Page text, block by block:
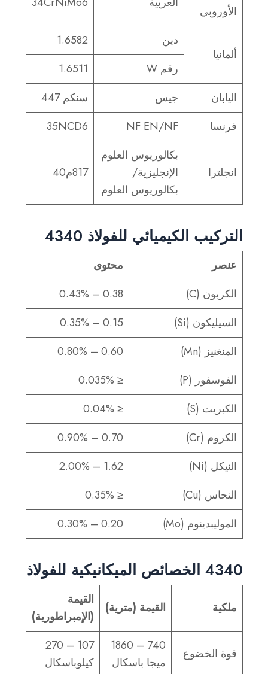
الأوروبي
ألمانيا
دين
1.6582
رقم W
1.6511
اليابان
جيس
سنكم 447
فرنسا
NF EN/NF
35NCD6
انجلترا
بكالوريوس العلوم
الإنجليزية/
بكالوريوس العلوم
817م40
التركيب الكيميائي للفولاذ 4340
عنصر
محتوى
الكربون (C)
0.38 – 0.43%
السيليكون (Si)
0.15 – 0.35%
المنغنيز (Mn)
0.60 – 0.80%
الفوسفور (P)
≤ 0.035%
الكبريت (S)
≤ 0.04%
الكروم (Cr)
0.70 – 0.90%
النيكل (Ni)
1.62 – 2.00%
النحاس (Cu)
≤ 0.35%
الموليبدينوم (Mo)
0.20 – 0.30%
4340 الخصائص الميكانيكية للفولاذ
ملكية القيمة (مترية)
القيمة
(الإمبراطورية)
قوة الخضوع
740 – 1860
ميجا باسكال
107 – 270
كيلوباسكال